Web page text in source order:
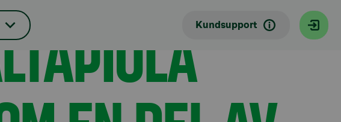
Kundsupport